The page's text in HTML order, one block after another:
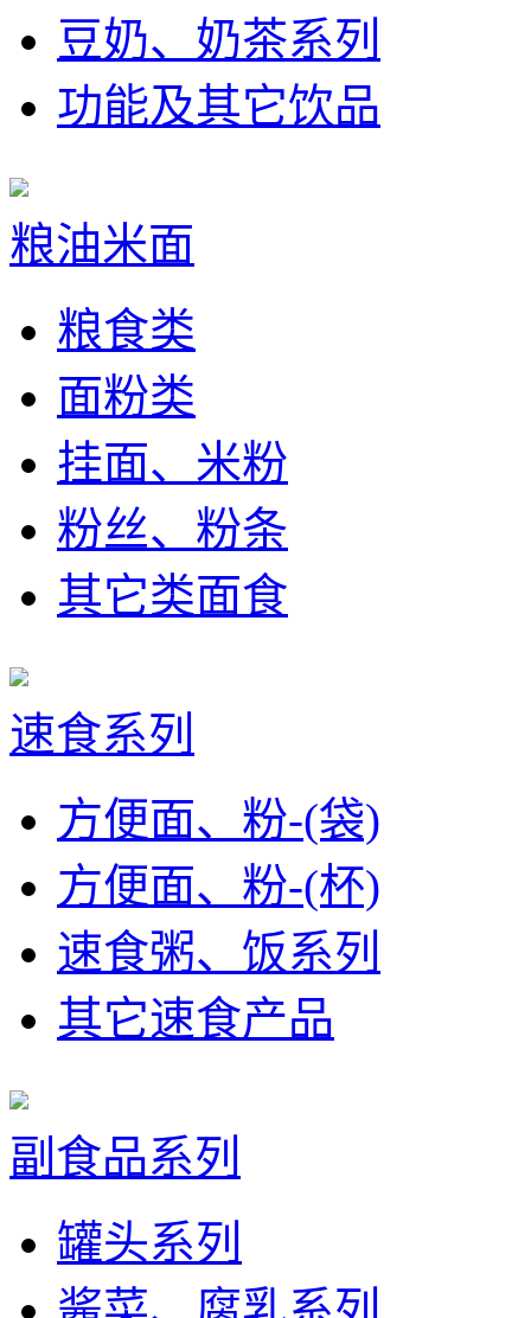
豆奶、奶茶系列
功能及其它饮品
粮油米面
粮食类
面粉类
挂面、米粉
粉丝、粉条
其它类面食
速食系列
方便面、粉-(袋)
方便面、粉-(杯)
速食粥、饭系列
其它速食产品
副食品系列
罐头系列